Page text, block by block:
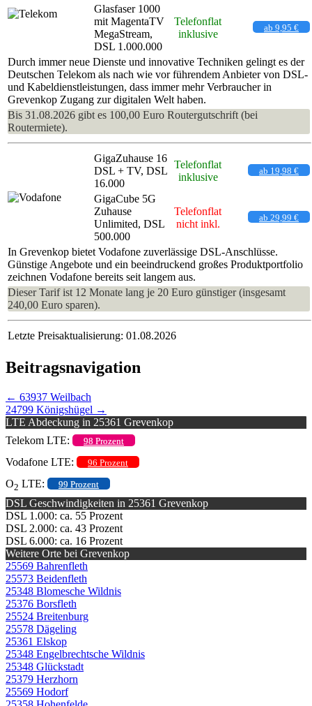
Glasfaser 1000
mit MagentaTV
MegaStream,
DSL 1.000.000
Telefonflat
inklusive
ab 9,95 €
Durch immer neue Dienste und innovative Techniken gelingt es der
Deutschen Telekom als nach wie vor führendem Anbieter von DSL-
und Kabeldienstleistungen, dass immer mehr Verbraucher in
Grevenkop Zugang zur digitalen Welt haben.
Bis 31.08.2026 gibt es 100,00 Euro Routergutschrift (bei
Routermiete).
GigaZuhause 16
DSL + TV, DSL
16.000
Telefonflat
inklusive
ab 19,98 €
GigaCube 5G
Zuhause
Unlimited, DSL
500.000
Telefonflat
nicht inkl.
ab 29,99 €
In Grevenkop bietet Vodafone zuverlässige DSL-Anschlüsse.
Günstige Angebote und ein beeindruckend großes Produktportfolio
zeichnen Vodafone bereits seit langem aus.
Dieser Tarif ist 12 Monate lang je 20 Euro günstiger (insgesamt
240,00 Euro sparen).
Letzte Preisaktualisierung: 01.08.2026
Beitragsnavigation
← 63937 Weilbach
24799 Königshügel →
LTE Abdeckung in 25361 Grevenkop
Telekom LTE:
98 Prozent
Vodafone LTE: 96 Prozent
O2 LTE: 99 Prozent
DSL Geschwindigkeiten in 25361 Grevenkop
DSL 1.000: ca. 55 Prozent
DSL 2.000: ca. 43 Prozent
DSL 6.000: ca. 16 Prozent
Weitere Orte bei Grevenkop
25569 Bahrenfleth
25573 Beidenfleth
25348 Blomesche Wildnis
25376 Borsfleth
25524 Breitenburg
25578 Dägeling
25361 Elskop
25348 Engelbrechtsche Wildnis
25348 Glückstadt
25379 Herzhorn
25569 Hodorf